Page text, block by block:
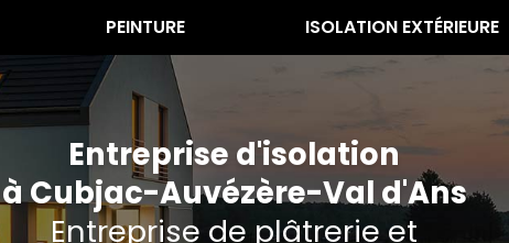
PEINTURE ISOLATION EXTÉRIEURE
Entreprise d'isolation
à Cubjac-Auvézère-Val d'Ans
Entreprise de plâtrerie et